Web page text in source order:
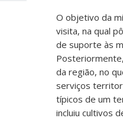
O objetivo da
visita, na qual
de suporte às
da região, no
serviços
típicos de um
incluiu cultivos